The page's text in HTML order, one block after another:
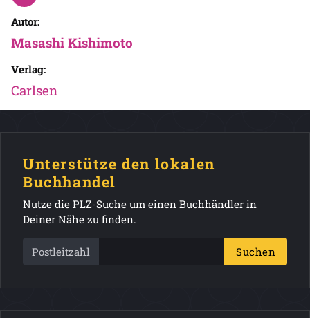
Autor:
Masashi Kishimoto
Verlag:
Carlsen
Unterstütze den lokalen
Buchhandel
Nutze die PLZ-Suche um einen Buchhändler in
Deiner Nähe zu finden.
Postleitzahl Suchen